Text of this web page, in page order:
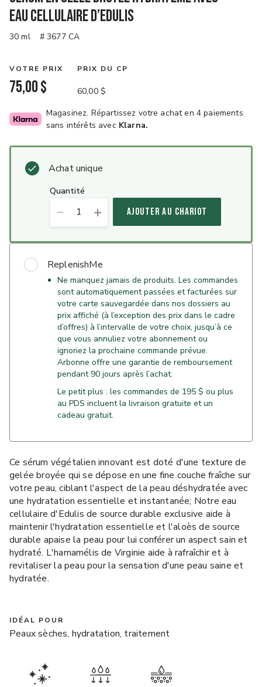
eau cellulaire d’Edulis
30 ml # 3677 CA
VOTRE PRIX
75,00 $
PRIX DU CP
60,00 $
Magasinez. Répartissez votre achat en 4 paiements
sans intérêts avec Klarna.
Achat unique
quantité
1 AJOUTER AU CHARIOT
ReplenishMe
Ne manquez jamais de produits. Les commandes
sont automatiquement passées et facturées sur
votre carte sauvegardée dans nos dossiers au
prix affiché (à l’exception des prix dans le cadre
d’offres) à l’intervalle de votre choix, jusqu’à ce
que vous annuliez votre abonnement ou
ignoriez la prochaine commande prévue.
Arbonne offre une garantie de remboursement
pendant 90 jours après l’achat.
Le petit plus : les commandes de 195 $ ou plus
au PDS incluent la livraison gratuite et un
cadeau gratuit.
Ce sérum végétalien innovant est doté d'une texture de
gelée broyée qui se dépose en une fine couche fraîche sur
votre peau, ciblant l'aspect de la peau déshydratée avec
une hydratation essentielle et instantanée; Notre eau
cellulaire d'Edulis de source durable exclusive aide à
maintenir l'hydratation essentielle et l'aloès de source
durable apaise la peau pour lui conférer un aspect sain et
hydraté. L'hamamélis de Virginie aide à rafraîchir et à
revitaliser la peau pour la sensation d'une peau saine et
hydratée.
IDÉAL POUR
Peaux sèches, hydratation, traitement